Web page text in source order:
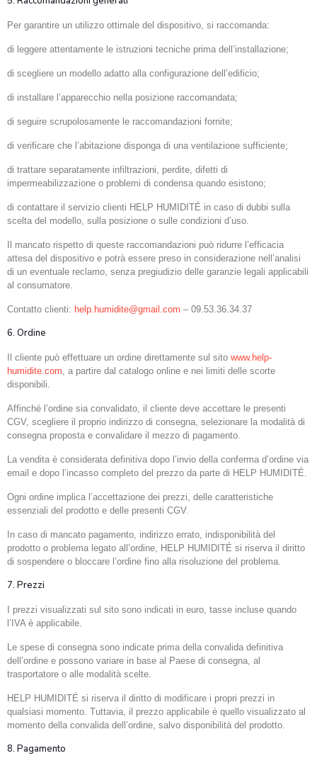
Per garantire un utilizzo ottimale del dispositivo, si raccomanda:
di leggere attentamente le istruzioni tecniche prima dell’installazione;
di scegliere un modello adatto alla configurazione dell’edificio;
di installare l’apparecchio nella posizione raccomandata;
di seguire scrupolosamente le raccomandazioni fornite;
di verificare che l’abitazione disponga di una ventilazione sufficiente;
di trattare separatamente infiltrazioni, perdite, difetti di
impermeabilizzazione o problemi di condensa quando esistono;
di contattare il servizio clienti HELP HUMIDITÉ in caso di dubbi sulla
scelta del modello, sulla posizione o sulle condizioni d’uso.
Il mancato rispetto di queste raccomandazioni può ridurre l’efficacia
attesa del dispositivo e potrà essere preso in considerazione nell’analisi
di un eventuale reclamo, senza pregiudizio delle garanzie legali applicabili
al consumatore.
Contatto clienti: help.humidite@gmail.com – 09.53.36.34.37
6. Ordine
Il cliente può effettuare un ordine direttamente sul sito www.help-
humidite.com, a partire dal catalogo online e nei limiti delle scorte
disponibili.
Affinché l’ordine sia convalidato, il cliente deve accettare le presenti
CGV, scegliere il proprio indirizzo di consegna, selezionare la modalità di
consegna proposta e convalidare il mezzo di pagamento.
La vendita è considerata definitiva dopo l’invio della conferma d’ordine via
email e dopo l’incasso completo del prezzo da parte di HELP HUMIDITÉ.
Ogni ordine implica l’accettazione dei prezzi, delle caratteristiche
essenziali del prodotto e delle presenti CGV.
In caso di mancato pagamento, indirizzo errato, indisponibilità del
prodotto o problema legato all’ordine, HELP HUMIDITÉ si riserva il diritto
di sospendere o bloccare l’ordine fino alla risoluzione del problema.
7. Prezzi
I prezzi visualizzati sul sito sono indicati in euro, tasse incluse quando
l’IVA è applicabile.
Le spese di consegna sono indicate prima della convalida definitiva
dell’ordine e possono variare in base al Paese di consegna, al
trasportatore o alle modalità scelte.
HELP HUMIDITÉ si riserva il diritto di modificare i propri prezzi in
qualsiasi momento. Tuttavia, il prezzo applicabile è quello visualizzato al
momento della convalida dell’ordine, salvo disponibilità del prodotto.
8. Pagamento